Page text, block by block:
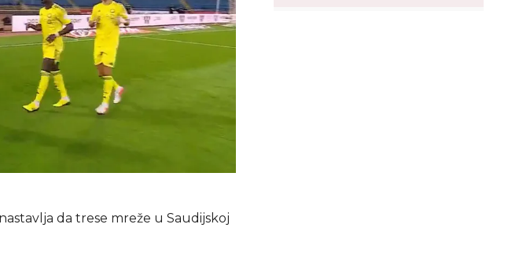
da trese mreže u Saudijskoj